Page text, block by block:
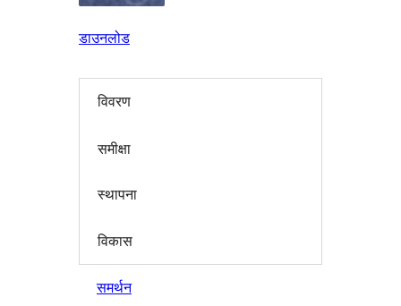
डाउनलोड
विवरण
समीक्षा
स्थापना
विकास
समर्थन